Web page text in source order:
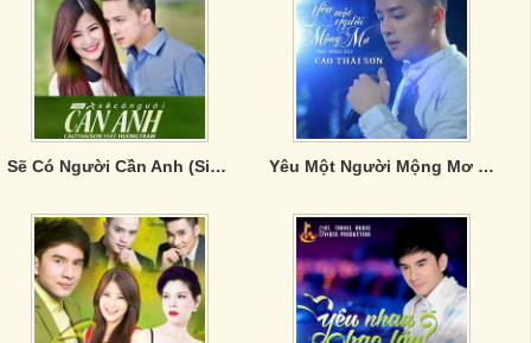
Sẽ Có Người Cần Anh (Single) Yêu Một Người Mộng Mơ (Single)